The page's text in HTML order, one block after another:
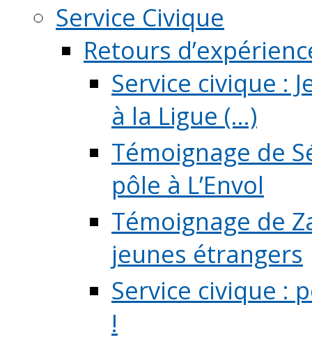
Service Civique
Retours
Service civique :
à la Ligue (...)
Témoignage de
pôle à L’Envol
Témoignage de
jeunes étrangers
Service civique :
!